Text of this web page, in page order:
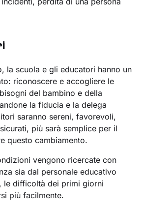
la scuola e gli educatori hanno un
riconoscere e accogliere le
del bambino e della
la fiducia e la delega
saranno sereni, favorevoli,
più sarà semplice per il
questo cambiamento.
vengono ricercate con
sia dal personale educativo
le difficoltà dei primi giorni
più facilmente.